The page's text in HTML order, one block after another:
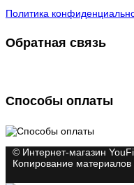
Политика
Обратная связь
Способы оплаты
© Интернет-магазин
Копирование материалов